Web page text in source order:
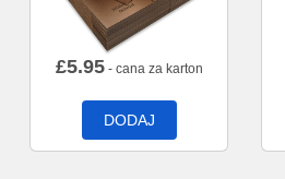
£5.95- cana za karton
DODAJ